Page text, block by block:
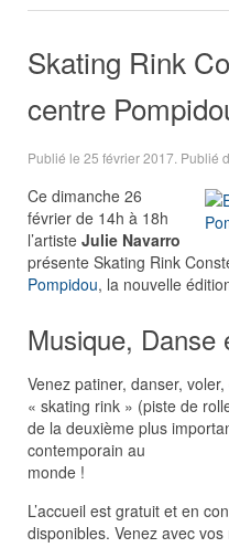
Skating Rink
centre
Publié le 25 février 2017 . Publié
Ce dimanche 26
février de 14h à 18h
l’artiste Julie Navarro
présente Skating Rink
Pompidou, la nouvelle
Musique, Danse
Venez patiner, danser,
« skating rink » (piste de
de la deuxième plus
contemporain au
monde !
L’accueil est gratuit et en
disponibles. Venez avec vos